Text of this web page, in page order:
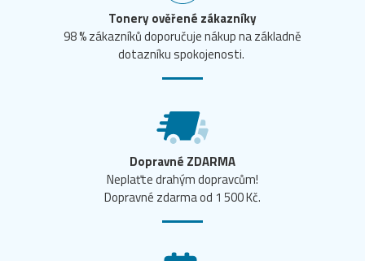
Tonery ověřené zákazníky
98 % zákazníků doporučuje nákup na základně
dotazníku spokojenosti.
Dopravné ZDARMA
Neplaťte drahým dopravcům!
Dopravné zdarma od 1 500 Kč.